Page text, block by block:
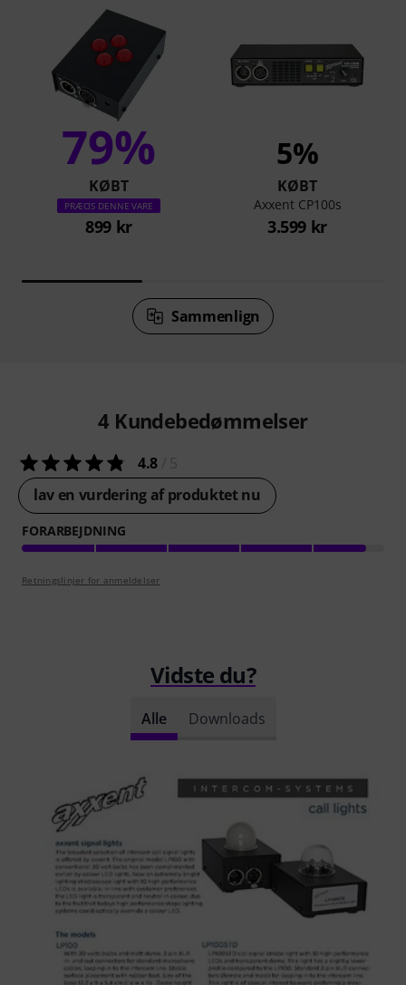
79%
KØBT
PRÆCIS DENNE VARE
899 kr
5%
KØBT
Axxent CP100s
3.599 kr
Sammenlign
4 Kundebedømmelser
4.8
lav en vurdering af produktet nu
FORARBEJDNING
Retningslinjer for anmeldelser
Vidste du?
Alle Downloads